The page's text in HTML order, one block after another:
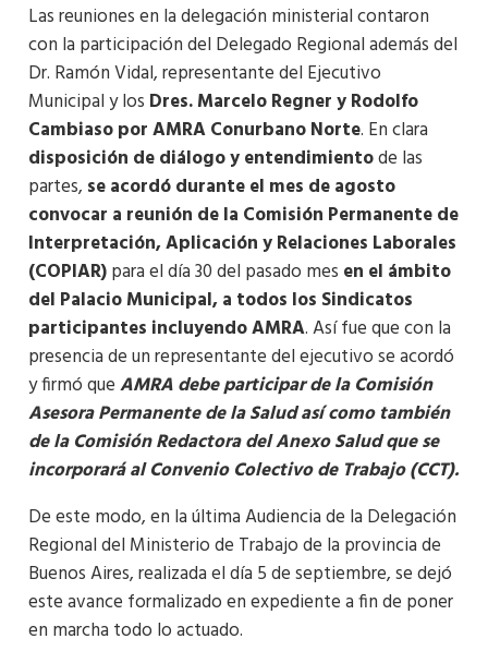
Las reuniones en la delegación ministerial contaron
con la participación del Delegado Regional además del
Dr. Ramón Vidal, representante del Ejecutivo
Municipal y los Dres. Marcelo Regner y Rodolfo
Cambiaso por AMRA Conurbano Norte. En clara
disposición de diálogo y entendimientode las
partes, se acordó durante el mes de agosto
convocar a reunión de la Comisión Permanente de
Interpretación, Aplicación y Relaciones Laborales
(COPIAR)para el día 30 del pasado mes en el ámbito
del Palacio Municipal, a todos los Sindicatos
participantes incluyendo AMRA. Así fue que con la
presencia de un representante del ejecutivo se acordó
y firmó queAMRA debe participar de la Comisión
Asesora Permanente de la Salud así como también
de la Comisión Redactora del Anexo Salud que se
incorporará al Convenio Colectivo de Trabajo (CCT).
De este modo, en la última Audiencia de la Delegación
Regional del Ministerio de Trabajo de la provincia de
Buenos Aires, realizada el día 5 de septiembre, se dejó
este avance formalizado en expediente a fin de poner
en marcha todo lo actuado.